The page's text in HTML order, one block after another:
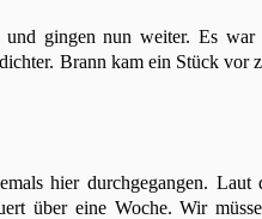
gingen nun weiter. Es
Brann kam ein Stück vor
hier durchgegangen. Laut
über eine Woche. Wir